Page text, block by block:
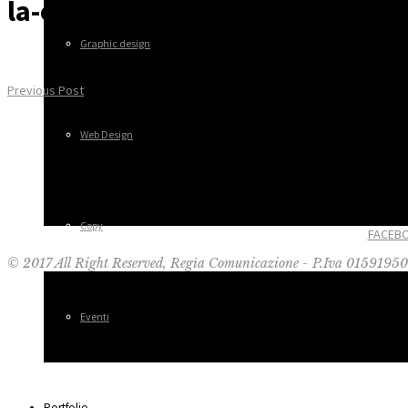
Graphic design
Web Design
Copy
Eventi
la-cifra16
Previous Post
© 2017 All Right Reserved, Regìa Comunicazione - P.Iva